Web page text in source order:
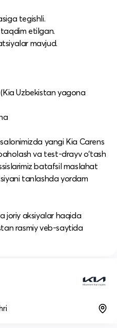
tegishli.​
etilgan.​
mavjud.​
Uzbekistan yagona
yangi Kia Carens
va test-drayv o‘tash
batafsil maslahat
tanlashda yordam
joriy aksiyalar haqida
rasmiy veb-saytida